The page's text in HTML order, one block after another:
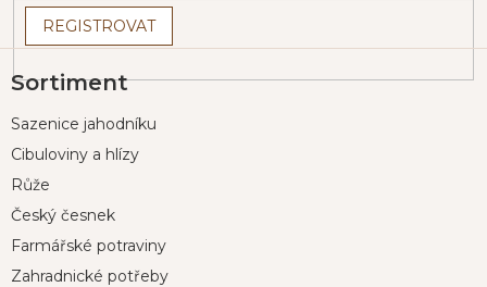
á
a
Sortiment
Sazenice jahodníku
Cibuloviny a hlízy
Růže
Český česnek
Farmářské potraviny
Zahradnické potřeby